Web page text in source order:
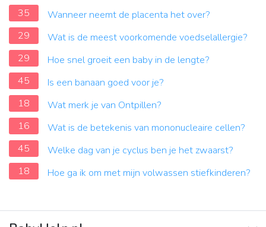
35
Wanneer neemt de placenta het over?
29
Wat is de meest voorkomende voedselallergie?
29
Hoe snel groeit een baby in de lengte?
45
Is een banaan goed voor je?
18
Wat merk je van Ontpillen?
16
Wat is de betekenis van mononucleaire cellen?
45
Welke dag van je cyclus ben je het zwaarst?
18
Hoe ga ik om met mijn volwassen stiefkinderen?